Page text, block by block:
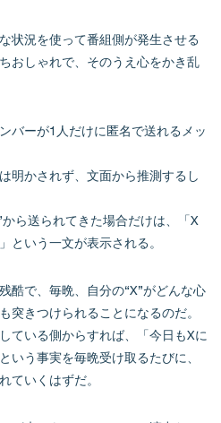
状況を使って番組側が発生させる
おしゃれで、そのうえ心をかき乱
バーが1人だけに匿名で送れるメッ
明かされず、文面から推測するし
から送られてきた場合だけは、「X
という一文が表示される。
酷で、毎晩、自分の“X”がどんな心
突きつけられることになるのだ。
ている側からすれば、「今日もXに
いう事実を毎晩受け取るたびに、
ていくはずだ。